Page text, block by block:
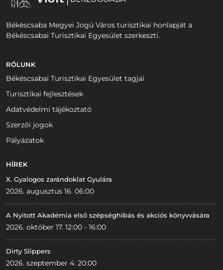
Békéscsaba Megyei Jogú Város turisztikai honlapját a
Békéscsabai Turisztikai Egyesület szerkeszti.
RÓLUNK
Békéscsabai Turisztikai Egyesület tagjai
Turisztikai fejlesztések
Adatvédelmi tájékoztató
Szerzői jogok
Pályázatok
HÍREK
X. Gyalogos zarándoklat Gyulára
2026. augusztus 16. 06:00
A Nyitott Akadémia első szépséghibás és akciós könyvvására
2026. október 17. 12:00 - 16:00
Dirty Slippers
2026. szeptember 4. 20:00